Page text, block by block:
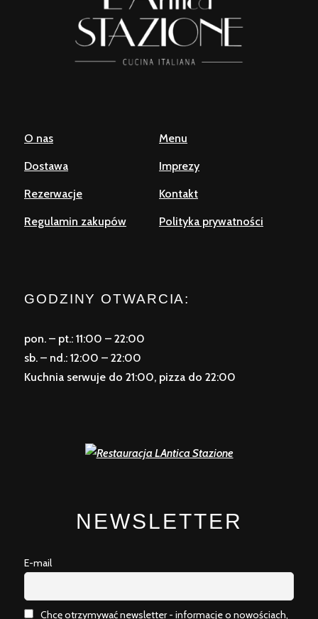
O nas Menu
Dostawa Imprezy
Rezerwacje Kontakt
Regulamin zakupów Polityka prywatności
GODZINY OTWARCIA:
pon. – pt.: 11:00 – 22:00
sb. – nd.: 12:00 – 22:00
Kuchnia serwuje do 21:00, pizza do 22:00
NEWSLETTER
E-mail
Chcę otrzymywać newsletter - informacje o nowościach,